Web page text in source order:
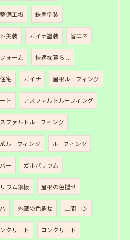
備工場 鉄骨塗装
美装 ガイナ塗装 省エネ
ォーム 快適な暮らし
宅 ガイナ 屋根ルーフィング
ト アスファルトルーフィング
ファルトルーフィング
ルーフィング ルーフィング
ー ガルバリウム
ウム銅板 屋根の色褪せ
外壁の色褪せ 土間コン
クリート コンクリート